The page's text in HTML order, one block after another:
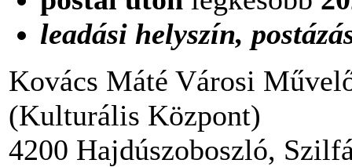
leadási helyszín,
Kovács Máté Városi
(Kulturális Központ)
4200 Hajdúszoboszló,